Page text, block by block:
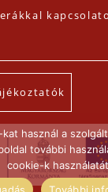
használ a
további
cookie-k
További